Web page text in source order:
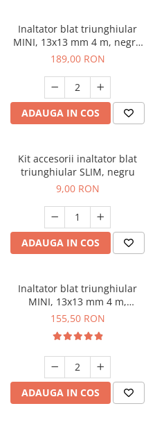
Inaltator blat triunghiular
MINI, 13x13 mm 4 m, negru
mat
189,00 RON
ADAUGA IN COS
Kit accesorii inaltator blat
triunghiular SLIM, negru
9,00 RON
ADAUGA IN COS
Inaltator blat triunghiular
MINI, 13x13 mm 4 m,
aluminiu
155,50 RON
ADAUGA IN COS